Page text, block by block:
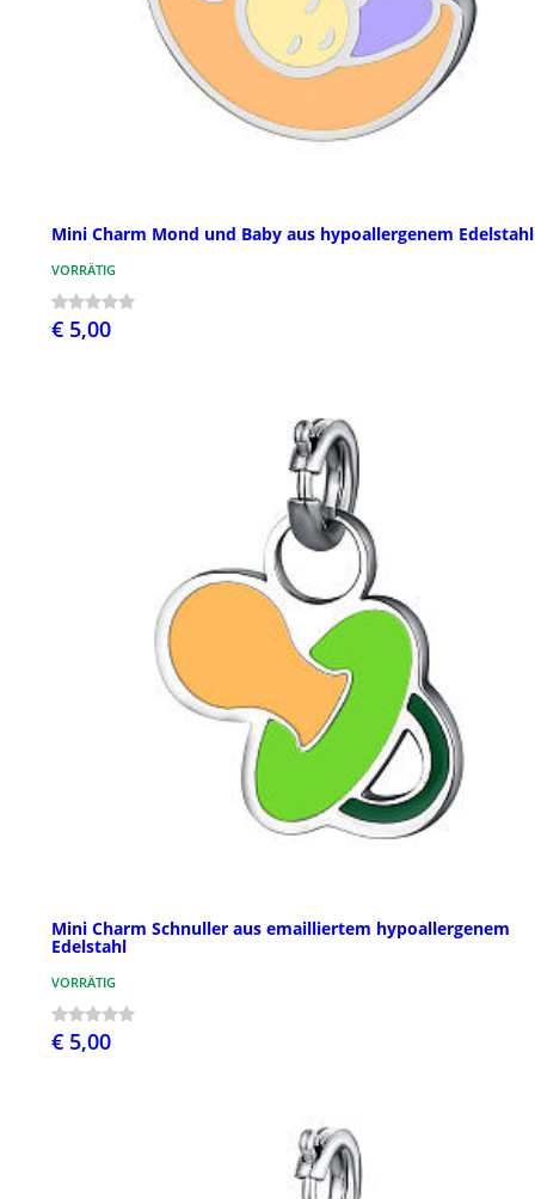
Mini Charm Mond und Baby aus hypoallergenem Edelstahl
VORRÄTIG
€ 5,00
Mini Charm Schnuller aus emailliertem hypoallergenem
Edelstahl
VORRÄTIG
€ 5,00